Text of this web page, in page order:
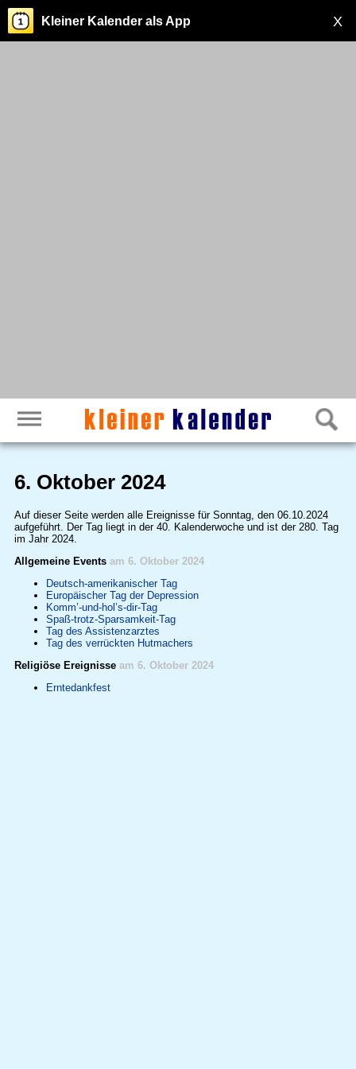
X
Kleiner Kalender als App
6. Oktober 2024
Auf dieser Seite werden alle Ereignisse für Sonntag, den 06.10.2024
aufgeführt. Der Tag liegt in der 40. Kalenderwoche und ist der 280. Tag
im Jahr 2024.
Allgemeine Events am 6. Oktober 2024
Deutsch-amerikanischer Tag
Europäischer Tag der Depression
Komm’-und-hol’s-dir-Tag
Spaß-trotz-Sparsamkeit-Tag
Tag des Assistenzarztes
Tag des verrückten Hutmachers
Religiöse Ereignisse am 6. Oktober 2024
Erntedankfest